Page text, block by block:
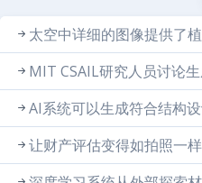
太空中详细的图像提供了
MIT CSAIL研究人员讨论
AI系统可以生成符合结构
让财产评估变得如拍照一